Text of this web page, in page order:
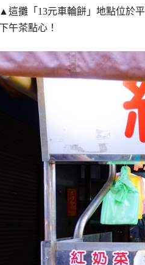
▲這攤「13元車輪餅」地點位於
下午茶點心！